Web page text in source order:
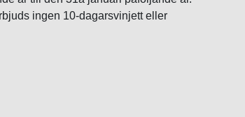
ingen 10-dagarsvinjett eller